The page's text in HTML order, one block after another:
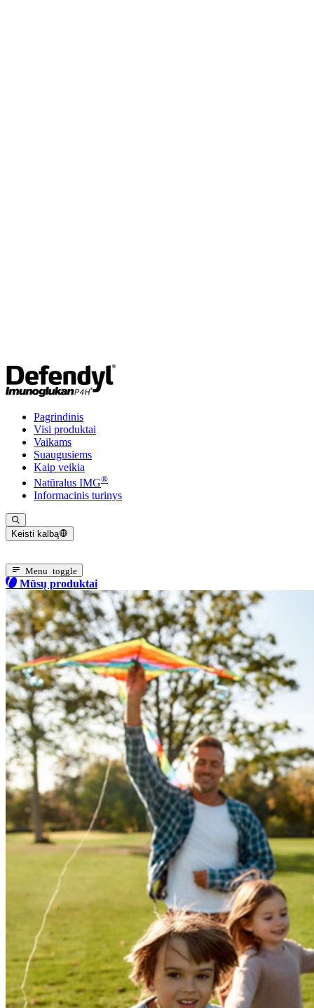
Pagrindinis
Visi produktai
Vaikams
Suaugusiems
Kaip veikia
Natūralus IMG®
Informacinis turinys
Keisti kalbą
Menu toggle
Mūsų produktai